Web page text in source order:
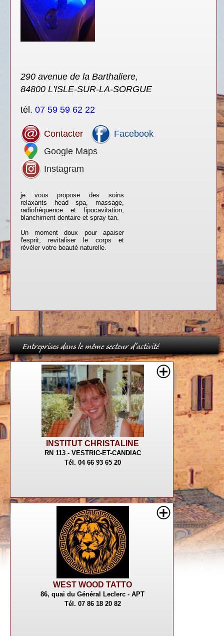
290 avenue de la Barthaliere,
84800 L'ISLE-SUR-LA-SORGUE
tél.07 59 59 62 22
Contacter
Facebook
Google Maps
Instagram
je vous propose des soins
relaxants head spa, massage,
radiofréquence et lipocavitation,
blanchiment dentaire et spray tan.
Un moment doux pour apaiser
l'esprit, revitaliser le corps et
révéler votre beauté naturelle.
Entreprises dans le même secteur d'activité
INSTITUT CHRISTALINE
RN 113 - VESTRIC-ET-CANDIAC
Tél. 04 66 93 65 20
WEST WOOD TATTO
86, quai du Général Leclerc - APT
Tél. 07 86 18 20 82